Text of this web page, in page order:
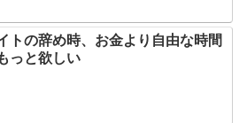
トの辞め時、お金より自由な時間
っと欲しい